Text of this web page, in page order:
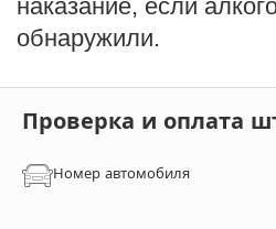
наказание, если
обнаружили.
Проверка и оплата
Номер автомобиля